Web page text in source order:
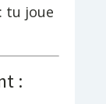
tu joue
: